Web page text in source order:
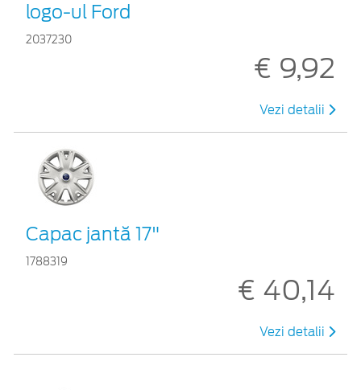
logo-ul Ford
2037230
€ 9,92
Vezi detalii
Capac jantă 17"
1788319
€ 40,14
Vezi detalii